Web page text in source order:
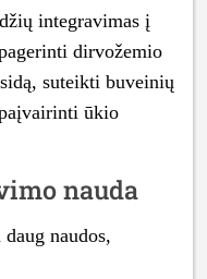
integravimas į
dirvožemio
suteikti buveinių
ūkio
nauda
naudos,